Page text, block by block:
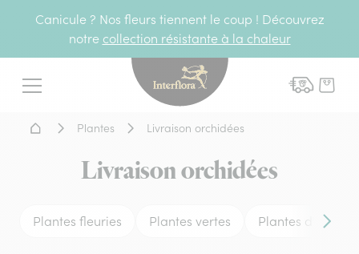
Canicule ? Nos fleurs tiennent le coup ! Découvrez
notre collection résistante à la chaleur
Menu
Interflora - livraison
Accueil - Livraison fleurs
Plantes Livraison orchidées
Livraison orchidées
Plantes fleuries Plantes vertes Plantes